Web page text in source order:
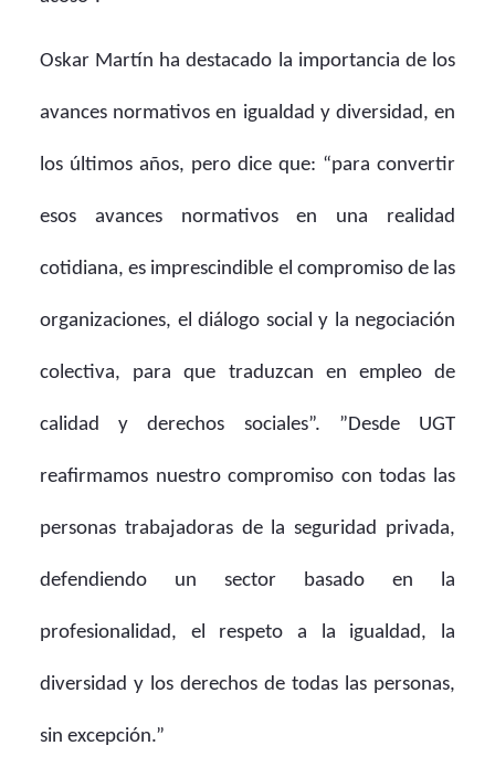
Oskar Martín ha destacado la importancia de los
avances normativos en igualdad y diversidad, en
los últimos años, pero dice que: “para convertir
esos avances normativos en una realidad
cotidiana, es imprescindible el compromiso de las
organizaciones, el diálogo social y la negociación
colectiva, para que traduzcan en empleo de
calidad y derechos sociales”. ”Desde UGT
reafirmamos nuestro compromiso con todas las
personas trabajadoras de la seguridad privada,
defendiendo un sector basado en la
profesionalidad, el respeto a la igualdad, la
diversidad y los derechos de todas las personas,
sin excepción.”